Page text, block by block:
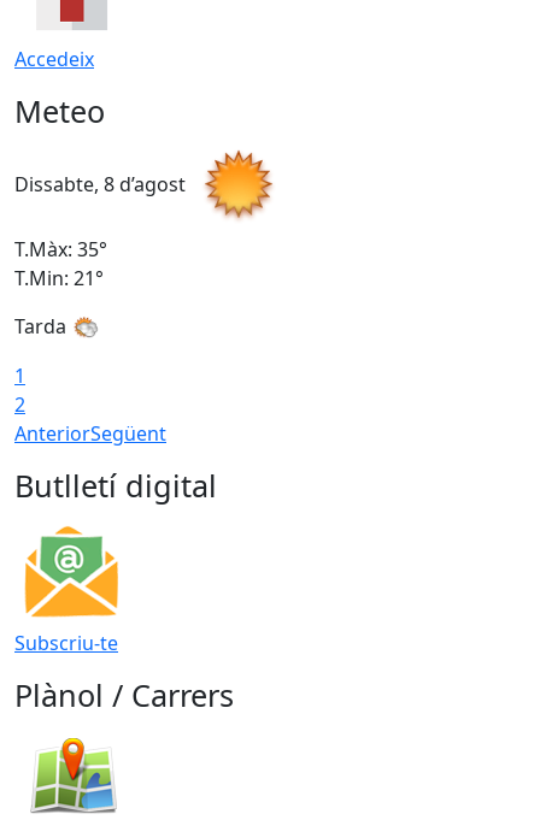
Accedeix
Meteo
Dissabte, 8 d’agost
T.Màx: 35°
T.Min: 21°
Tarda
1
2
AnteriorSegüent
Butlletí digital
Subscriu-te
Plànol / Carrers